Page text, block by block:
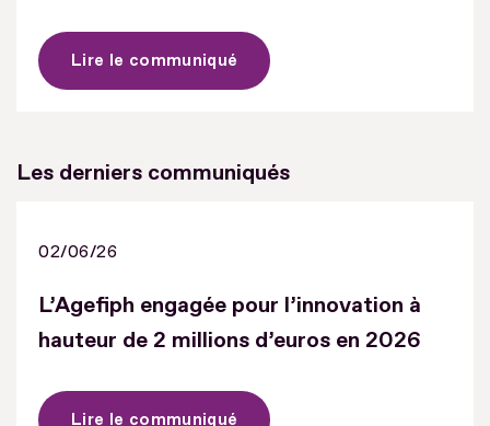
Lire le communiqué
Les derniers communiqués
02/06/26
L’Agefiph engagée pour l’innovation à
hauteur de 2 millions d’euros en 2026
Lire le communiqué